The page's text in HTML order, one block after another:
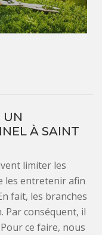
UN
À SAINT
limiter les
les entretenir afin
fait, les branches
Par conséquent, il
ce faire, nous